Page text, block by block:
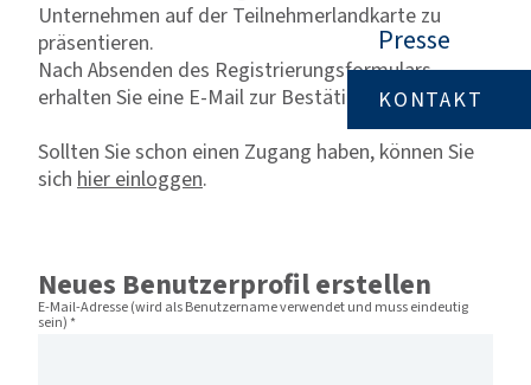
Presse
KONTAKT
Unternehmen auf der Teilnehmerlandkarte zu
präsentieren.
Nach Absenden des Registrierungsformulars
erhalten Sie eine E-Mail zur Bestätigung.
Sollten Sie schon einen Zugang haben, können Sie
sich hier einloggen.
Neues Benutzerprofil erstellen
E-Mail-Adresse (wird als Benutzername verwendet und muss eindeutig
sein) *